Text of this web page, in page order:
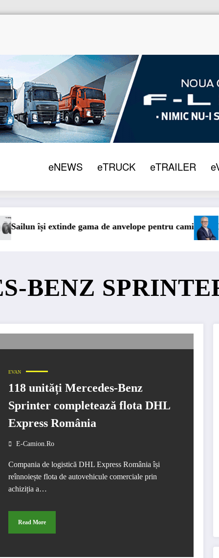
eNEWS eTRUCK eTRAILER
gama de anvelope pentru camioane Lars
BENZ
EVAN
118 unități Mercedes-Benz
Sprinter completează flota DHL
Express România
E-Camion.ro
Compania de logistică DHL Express România își
reînnoiește flota de autovehicule comerciale prin
achiziția a…
Read More